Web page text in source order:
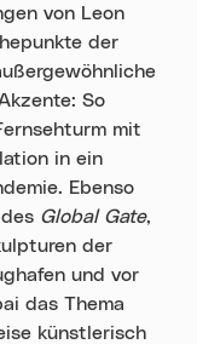
von Leon
der
So
mit
in ein
Ebenso
Global Gate,
der
und vor
das Thema
künstlerisch